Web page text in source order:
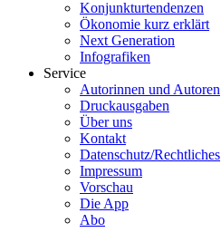
Konjunkturtendenzen
Ökonomie kurz erklärt
Next Generation
Infografiken
Service
Autorinnen und Autoren
Druckausgaben
Über uns
Kontakt
Datenschutz/Rechtliches
Impressum
Vorschau
Die App
Abo